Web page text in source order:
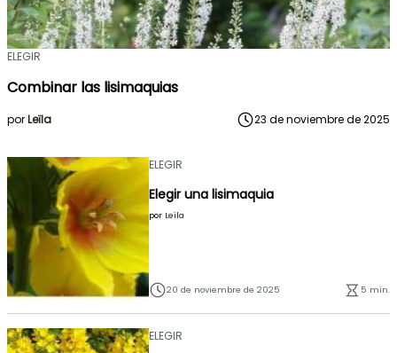
ELEGIR
Combinar las lisimaquias
porLeïla 23 de noviembre de 2025
ELEGIR
Elegir una lisimaquia
por Leïla
20 de noviembre de 2025 5 min.
ELEGIR